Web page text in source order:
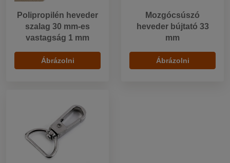
Polipropilén heveder
szalag 30 mm-es
vastagság 1 mm
Ábrázolni
Mozgócsúszó
heveder bújtató 33
mm
Ábrázolni